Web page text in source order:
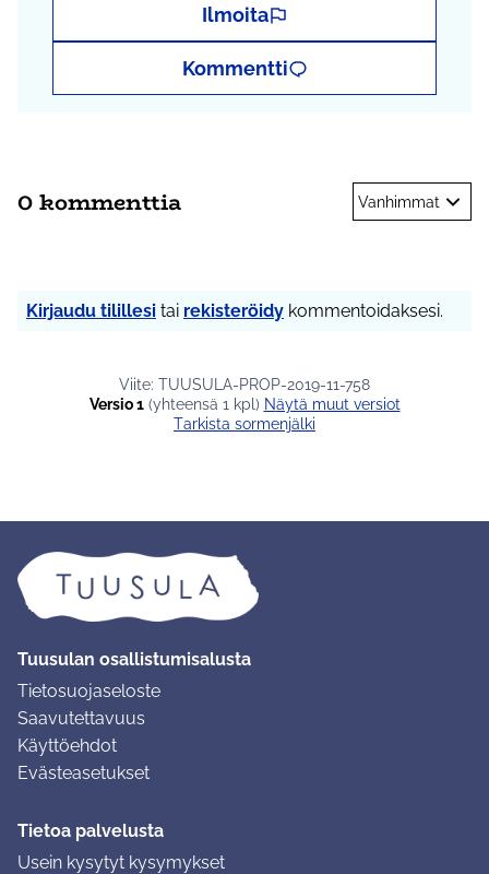
Ilmoita
Kommentti
0 kommenttia Vanhimmat
Kirjaudu tilillesi tai rekisteröidy kommentoidaksesi.
Viite: TUUSULA-PROP-2019-11-758
Versio 1(yhteensä 1 kpl)
näytä muut versiot
Tarkista sormenjälki
Tuusulan osallistumisalusta
Tietosuojaseloste
Saavutettavuus
Käyttöehdot
Evästeasetukset
Tietoa palvelusta
Usein kysytyt kysymykset